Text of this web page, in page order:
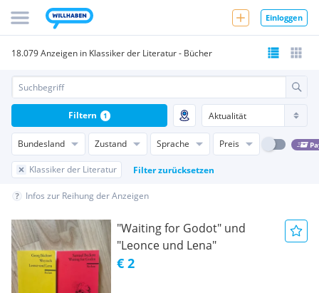
Einloggen
18.079 Anzeigen in Klassiker der Literatur - Bücher
Bundesland Zustand Sprache Preis
Klassiker der Literatur Filter zurücksetzen
Filtern 1
Infos zur Reihung der Anzeigen
"Waiting for Godot" und
"Leonce und Lena"
€ 2